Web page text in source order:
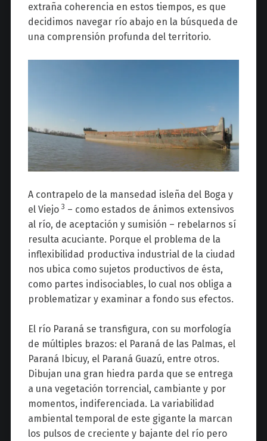
extraña coherencia en estos tiempos, es que
decidimos navegar río abajo en la búsqueda de
una comprensión profunda del territorio.
A contrapelo de la mansedad isleña del Boga y
el Viejo 3 – como estados de ánimos extensivos
al río, de aceptación y sumisión – rebelarnos sí
resulta acuciante. Porque el problema de la
inflexibilidad productiva industrial de la ciudad
nos ubica como sujetos productivos de ésta,
como partes indisociables, lo cual nos obliga a
problematizar y examinar a fondo sus efectos.
El río Paraná se transfigura, con su morfología
de múltiples brazos: el Paraná de las Palmas, el
Paraná Ibicuy, el Paraná Guazú, entre otros.
Dibujan una gran hiedra parda que se entrega
a una vegetación torrencial, cambiante y por
momentos, indiferenciada. La variabilidad
ambiental temporal de este gigante la marcan
los pulsos de creciente y bajante del río pero